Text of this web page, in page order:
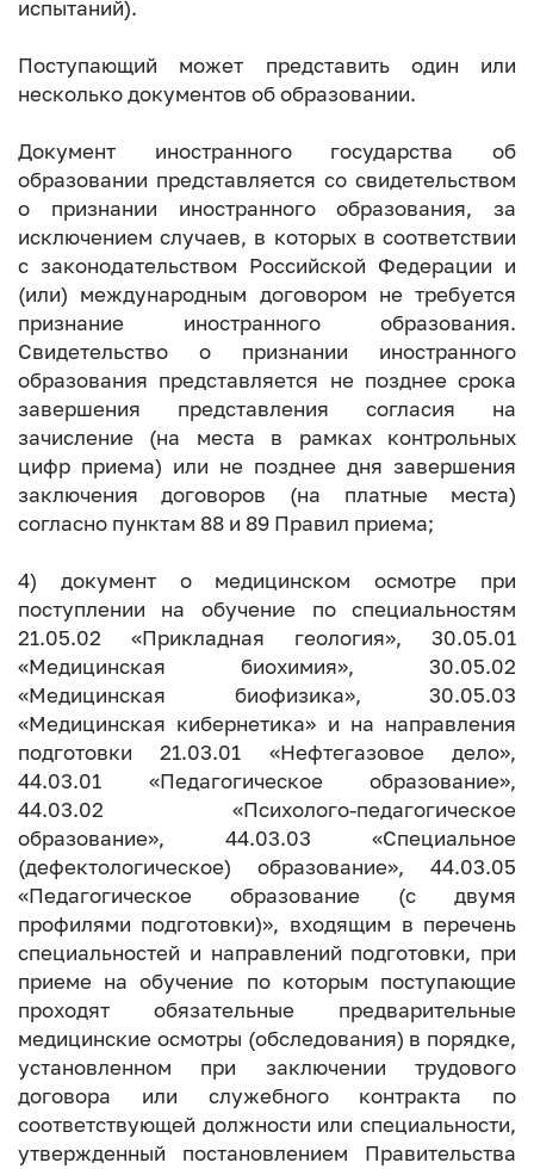
испытаний).
Поступающий может представить один или
несколько документов об образовании.
Документ иностранного государства об
образовании представляется со свидетельством
о признании иностранного образования, за
исключением случаев, в которых в соответствии
с законодательством Российской Федерации и
(или) международным договором не требуется
признание иностранного образования.
Свидетельство о признании иностранного
образования представляется не позднее срока
завершения представления согласия на
зачисление (на места в рамках контрольных
цифр приема) или не позднее дня завершения
заключения договоров (на платные места)
согласно пунктам 88 и 89 Правил приема;
4) документ о медицинском осмотре при
поступлении на обучение по специальностям
21.05.02 «Прикладная геология», 30.05.01
«Медицинская биохимия», 30.05.02
«Медицинская биофизика», 30.05.03
«Медицинская кибернетика» и на направления
подготовки 21.03.01 «Нефтегазовое дело»,
44.03.01 «Педагогическое образование»,
44.03.02 «Психолого-педагогическое
образование», 44.03.03 «Специальное
(дефектологическое) образование», 44.03.05
«Педагогическое образование (с двумя
профилями подготовки)», входящим в перечень
специальностей и направлений подготовки, при
приеме на обучение по которым поступающие
проходят обязательные предварительные
медицинские осмотры (обследования) в порядке,
установленном при заключении трудового
договора или служебного контракта по
соответствующей должности или специальности,
утвержденный постановлением Правительства